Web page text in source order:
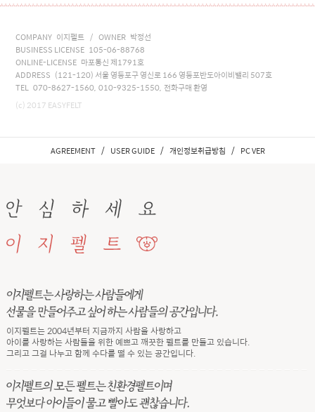
COMPANY 이지펠트 / OWNER 박정선
BUSINESS LICENSE 105-06-88768
ONLINE-LICENSE 마포통신 제1791호
ADDRESS (121-120) 서울 영등포구 영신로 166 영등포반도아이비밸리 507호
TEL 070-8627-1560, 010-9325-1550, 전화구매 환영
(c) 2017 EASYFELT
AGREEMENT / USER GUIDE / 개인정보취급방침 / PC VER
이지펠트는 2004년부터 지금까지 사람을 사랑하고
아이를 사랑하는 사람들을 위한 예쁘고 깨끗한 펠트를 만들고 있습니다.
그리고 그걸 나누고 함께 수다를 떨 수 있는 공간입니다.